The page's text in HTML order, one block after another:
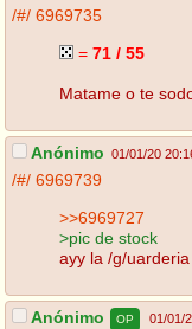
/#/ 6969735
= 71 / 55
Matame o te
Anónimo 01/01/20
/#/ 6969739
>>6969727
>pic de stock
ayy la /g/uarderia
Anónimo OP 01/01/